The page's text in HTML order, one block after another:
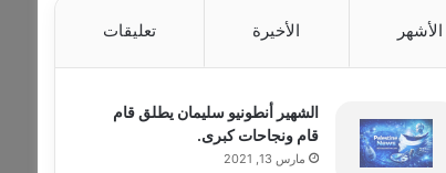
الأشهر الأخيرة تعليقات
الشهير أنطونيو سليمان يطلق قام
قام ونجاحات كبرى.
مارس 13, 2021